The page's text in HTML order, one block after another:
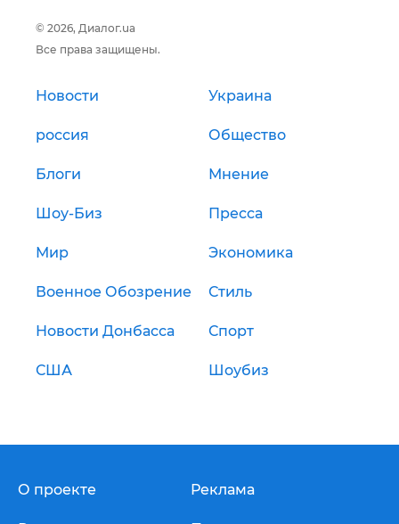
© 2026, Диалог.ua
Все права защищены.
Новости Украина
россия Общество
Блоги Мнение
Шоу-Биз Пресса
Мир Экономика
Военное Обозрение Стиль
Новости Донбасса Спорт
США Шоубиз
О проекте Реклама